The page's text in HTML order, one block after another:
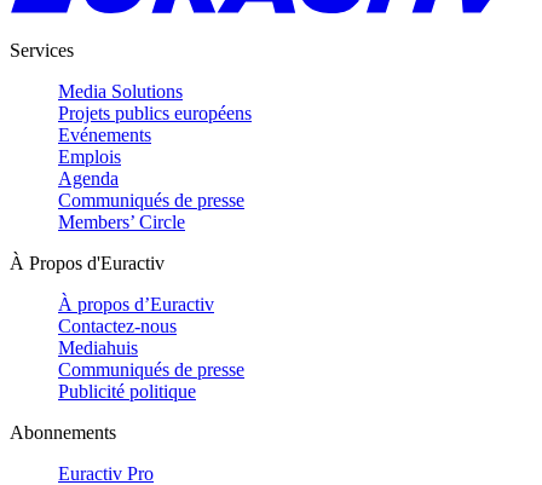
Services
Media Solutions
Projets publics européens
Evénements
Emplois
Agenda
Communiqués de presse
Members’ Circle
À Propos d'Euractiv
À propos d’Euractiv
Contactez-nous
Mediahuis
Communiqués de presse
Publicité politique
Abonnements
Euractiv Pro